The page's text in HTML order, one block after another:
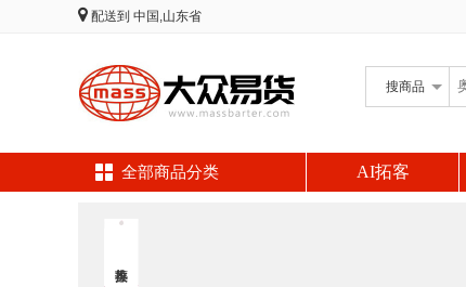
配送到 中国,山东省
搜商品
全部商品分类 AI拓客